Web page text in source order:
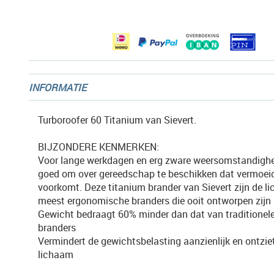
INFORMATIE
Turboroofer 60 Titanium van Sievert.
BIJZONDERE KENMERKEN:
Voor lange werkdagen en erg zware
goed om over gereedschap te beschikken dat
voorkomt. Deze titanium brander van Sievert zijn de
meest ergonomische branders die ooit ontworpen zijn
Gewicht bedraagt 60% minder dan dat van
branders
Vermindert de gewichtsbelasting aanzienlijk en
lichaam